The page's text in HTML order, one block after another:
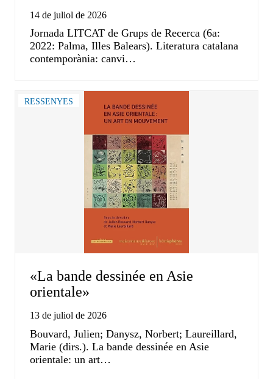
14 de juliol de 2026
Jornada LITCAT de Grups de Recerca (6a:
2022: Palma, Illes Balears). Literatura catalana
contemporània: canvi…
RESSENYES
«La bande dessinée en Asie
orientale»
13 de juliol de 2026
Bouvard, Julien; Danysz, Norbert; Laureillard,
Marie (dirs.). La bande dessinée en Asie
orientale: un art…